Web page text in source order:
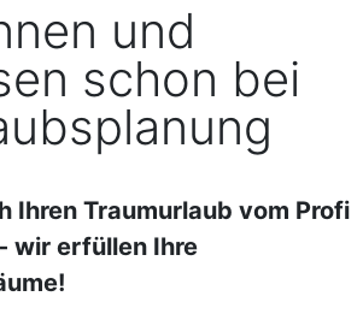
und
schon bei
Ihren Traumurlaub vom Profi
wir erfüllen Ihre